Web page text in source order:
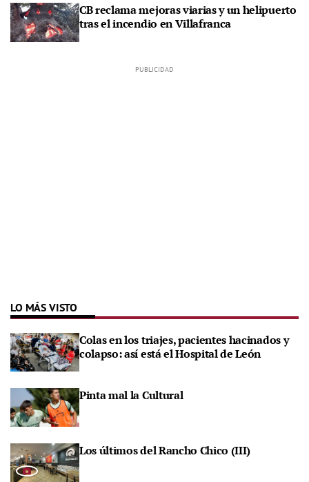
CB reclama mejoras viarias y un helipuerto
tras el incendio en Villafranca
LO MÁS VISTO
Colas en los triajes, pacientes hacinados y
colapso: así está el Hospital de León
Pinta mal la Cultural
Los últimos del Rancho Chico (III)